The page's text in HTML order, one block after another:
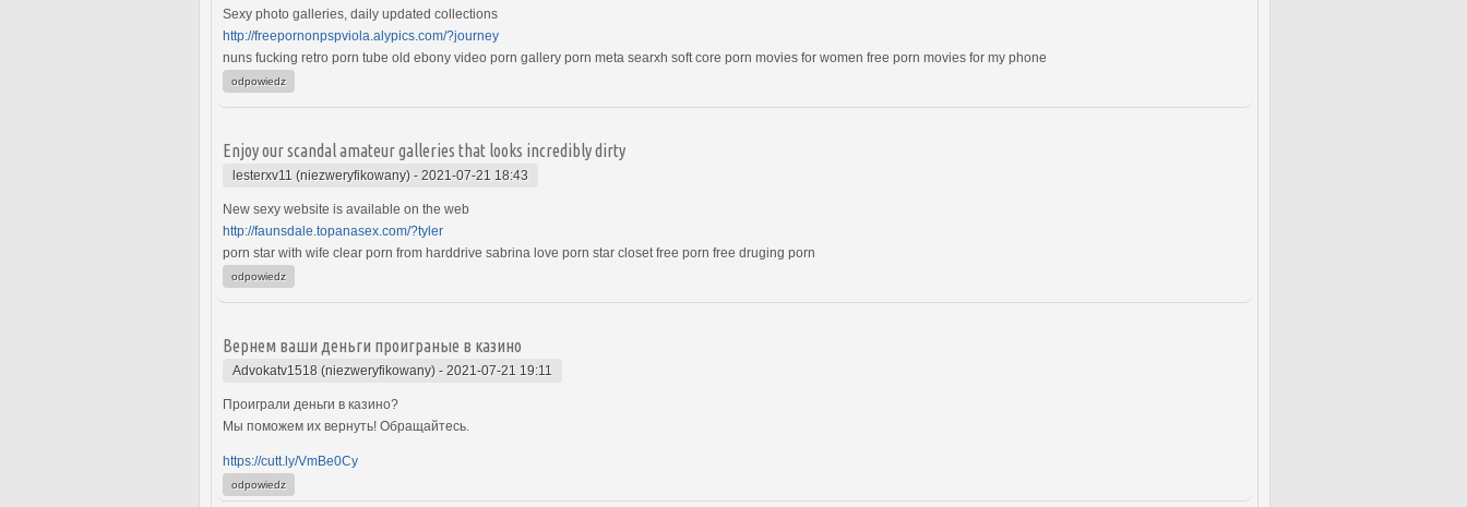
Sexy photo galleries, daily updated collections
http://freepornonpspviola.alypics.com/?journey
nuns fucking retro porn tube old ebony video porn gallery porn meta searxh soft core porn movies for women free porn movies for my phone
odpowiedz
Enjoy our scandal amateur galleries that looks incredibly dirty
lesterxv11 (niezweryfikowany) - 2021-07-21 18:43
New sexy website is available on the web
http://faunsdale.topanasex.com/?tyler
porn star with wife clear porn from harddrive sabrina love porn star closet free porn free druging porn
odpowiedz
Вернем ваши деньги проиграные в казино
Advokatv1518 (niezweryfikowany) - 2021-07-21 19:11
Проиграли деньги в казино?
Мы поможем их вернуть! Обращайтесь.
https://cutt.ly/VmBe0Cy
odpowiedz